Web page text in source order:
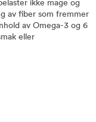
ikke mage og
av fiber som fremmer
av Omega-3 og 6
eller